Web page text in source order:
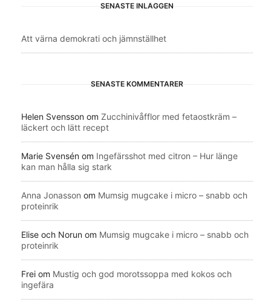
SENASTE INLÄGGEN
Att värna demokrati och jämnställhet
SENASTE KOMMENTARER
Helen Svensson om Zucchinivåfflor med fetaostkräm –
läckert och lätt recept
Marie Svensén om Ingefärsshot med citron – Hur länge
kan man hålla sig stark
Anna Jonasson om Mumsig mugcake i micro – snabb och
proteinrik
Elise och Norun om Mumsig mugcake i micro – snabb och
proteinrik
Frei om Mustig och god morotssoppa med kokos och
ingefära